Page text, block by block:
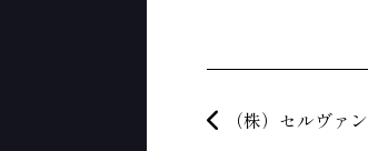
投稿ナビゲーション
（株）セルヴァン